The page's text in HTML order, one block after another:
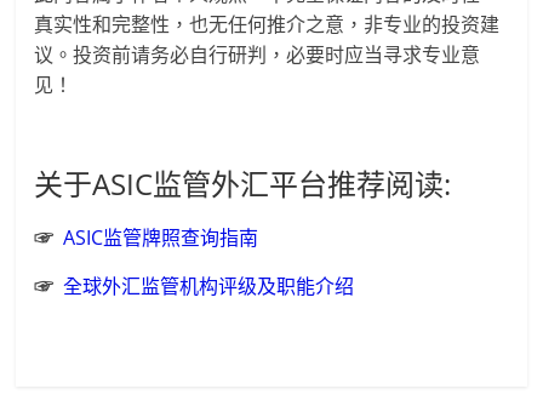
真实性和完整性，也无任何推介之意，非专业的投资建
议。投资前请务必自行研判，必要时应当寻求专业意
见！
关于ASIC监管外汇平台推荐阅读:
☞ ASIC监管牌照查询指南
☞全球外汇监管机构评级及职能介绍